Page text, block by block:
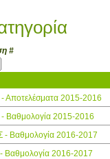
#
Αποτελέσματα 2015-2016
Βαθμολογία 2015-2016
- Βαθμολογία 2016-2017
Βαθμολογία 2016-2017